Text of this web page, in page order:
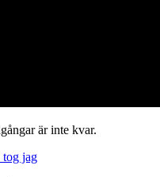
är inte kvar.